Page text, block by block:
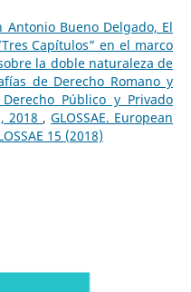
Antonio Bueno Delgado, El
Capítulos” en el marco
la doble naturaleza de
de Derecho Romano y
Público y Privado
2018 ,GLOSSAE. European
15 (2018)